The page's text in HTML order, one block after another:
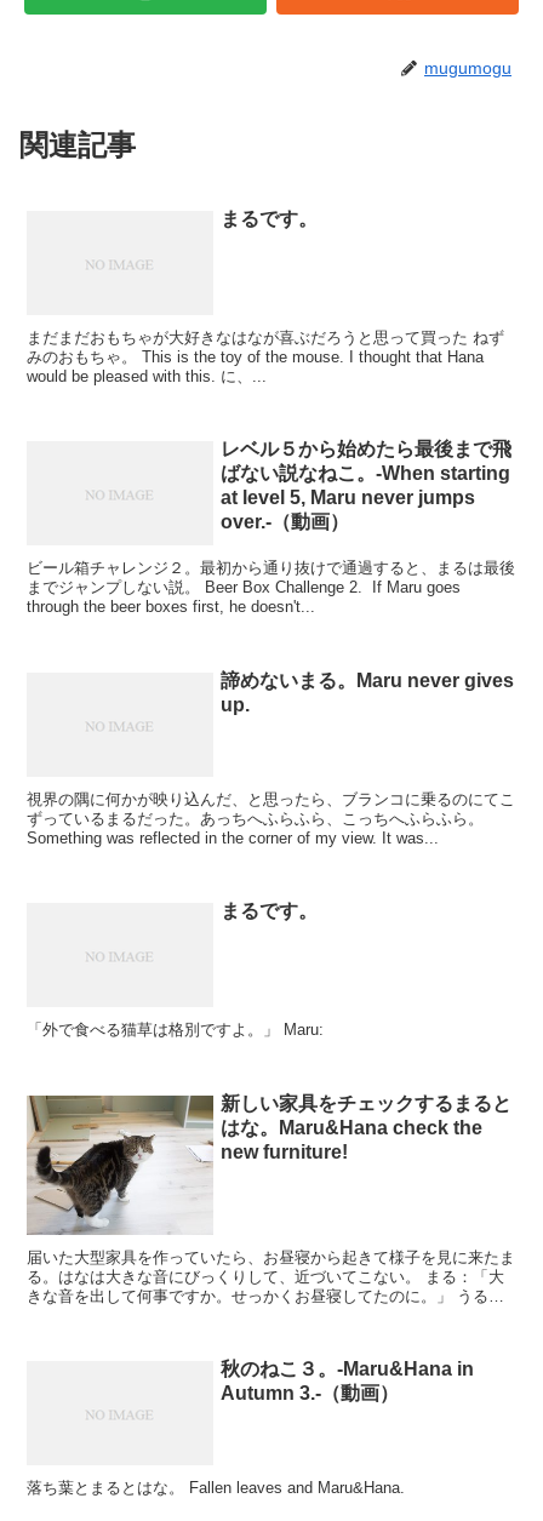
mugumogu
関連記事
まるです。
まだまだおもちゃが大好きなはなが喜ぶだろうと思って買った ねず
みのおもちゃ。 This is the toy of the mouse. I thought that Hana
would be pleased with this. に、...
レベル５から始めたら最後まで飛
ばない説なねこ。-When starting
at level 5, Maru never jumps
over.-（動画）
ビール箱チャレンジ２。最初から通り抜けで通過すると、まるは最後
までジャンプしない説。 Beer Box Challenge 2. If Maru goes
through the beer boxes first, he doesn't...
諦めないまる。Maru never gives
up.
視界の隅に何かが映り込んだ、と思ったら、ブランコに乗るのにてこ
ずっているまるだった。あっちへふらふら、こっちへふらふら。
Something was reflected in the corner of my view. It was...
まるです。
「外で食べる猫草は格別ですよ。」 Maru:
新しい家具をチェックするまると
はな。Maru&Hana check the
new furniture!
届いた大型家具を作っていたら、お昼寝から起きて様子を見に来たま
る。はなは大きな音にびっくりして、近づいてこない。 まる：「大
きな音を出して何事ですか。せっかくお昼寝してたのに。」 うるさ
秋のねこ３。-Maru&Hana in
Autumn 3.-（動画）
落ち葉とまるとはな。 Fallen leaves and Maru&Hana.